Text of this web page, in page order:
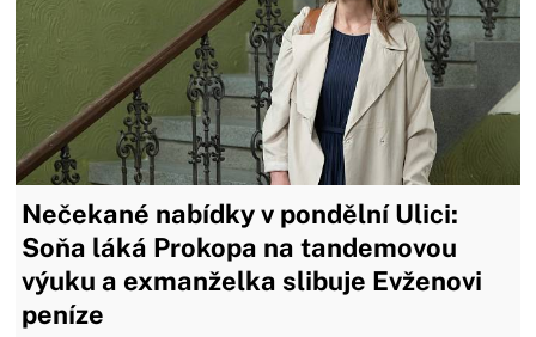
Nečekané nabídky v pondělní Ulici:
Soňa láká Prokopa na tandemovou
výuku a exmanželka slibuje Evženovi
peníze